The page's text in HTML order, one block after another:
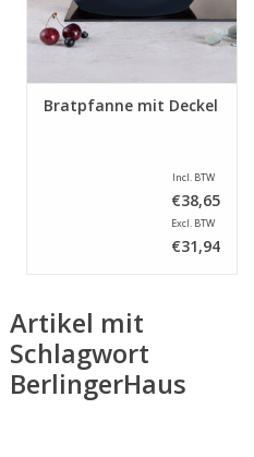
Bratpfanne mit Deckel
Incl. BTW
€38,65
Excl. BTW
€31,94
Artikel mit
Schlagwort
BerlingerHaus